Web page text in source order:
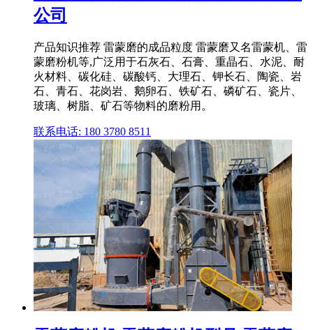
公司
产品知识推荐 雷蒙磨的成品粒度 雷蒙磨又名雷蒙机、雷
蒙磨粉机等,广泛用于石灰石、石膏、重晶石、水泥、耐
火材料、碳化硅、碳酸钙、大理石、钾长石、陶瓷、岩
石、青石、花岗岩、鹅卵石、铁矿石、磷矿石、瓷片、
玻璃、树脂、矿石等物料的磨粉用。
联系电话: 180 3780 8511